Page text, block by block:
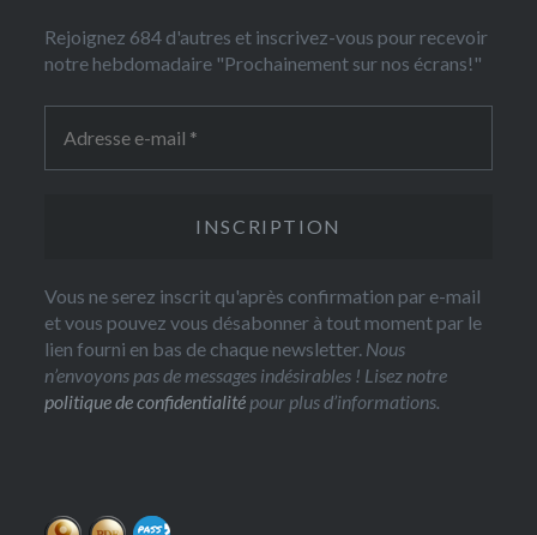
Rejoignez 684 d'autres et inscrivez-vous pour recevoir
notre hebdomadaire "Prochainement sur nos écrans!"
Vous ne serez inscrit qu'après confirmation par e-mail
et vous pouvez vous désabonner à tout moment par le
lien fourni en bas de chaque newsletter. Nous
n’envoyons pas de messages indésirables ! Lisez notre
politique de confidentialité pour plus d’informations.